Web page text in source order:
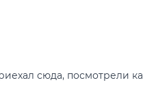
сюда, посмотрели